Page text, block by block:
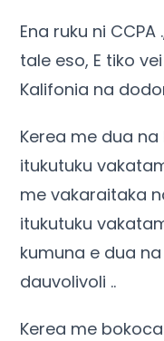
Ena ruku ni
tale eso, E tiko
Kalifonia na
Kerea me dua
itukutuku
me vakaraitaka
itukutuku
kumuna e dua
dauvolivoli ..
Kerea me